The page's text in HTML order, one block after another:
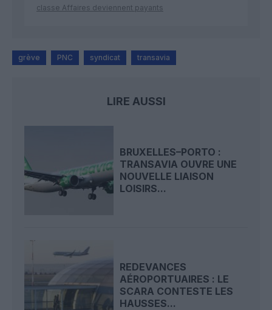
classe Affaires deviennent payants
grève PNC syndicat transavia
LIRE AUSSI
BRUXELLES–PORTO :
TRANSAVIA OUVRE UNE
NOUVELLE LIAISON
LOISIRS...
REDEVANCES
AÉROPORTUAIRES : LE
SCARA CONTESTE LES
HAUSSES...